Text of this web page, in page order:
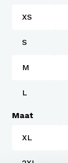
XS
S
M
L
Maat
XL